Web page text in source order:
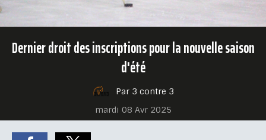
Dernier droit des inscriptions pour la nouvelle saison
d'été
Par 3 contre 3
mardi 08 Avr 2025